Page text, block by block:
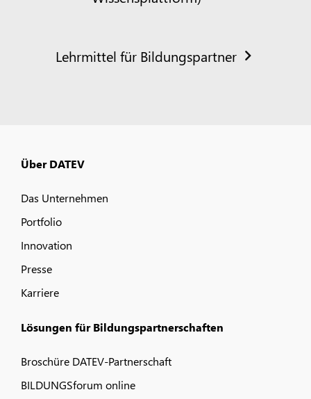
Lehrmittel für Bildungspartner
Über DATEV
Das Unternehmen
Portfolio
Innovation
Presse
Karriere
Lösungen für Bildungspartnerschaften
Broschüre DATEV-Partnerschaft
BILDUNGSforum online